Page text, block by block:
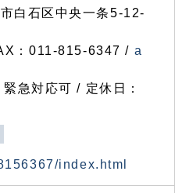
白石区中央一条5-12-
：011-815-6347 / a
急対応可 / 定休日：
index.html